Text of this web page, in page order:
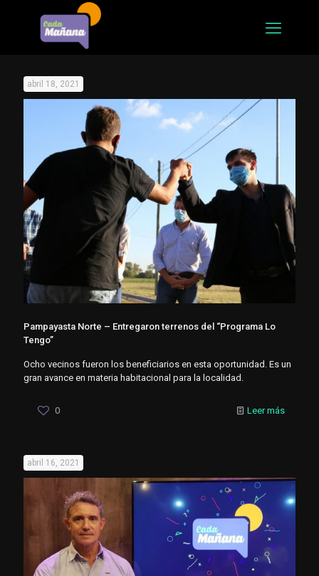
abril 18, 2021
Pampayasta Norte – Entregaron terrenos del “Programa Lo
Tengo”
Ocho vecinos fueron los beneficiarios en esta oportunidad. Es un
gran avance en materia habitacional para la localidad.
0 Leer más
abril 16, 2021